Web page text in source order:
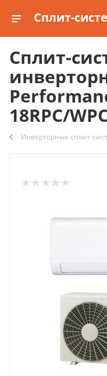
Сплит-
18RPC/
Инверторные сплит-